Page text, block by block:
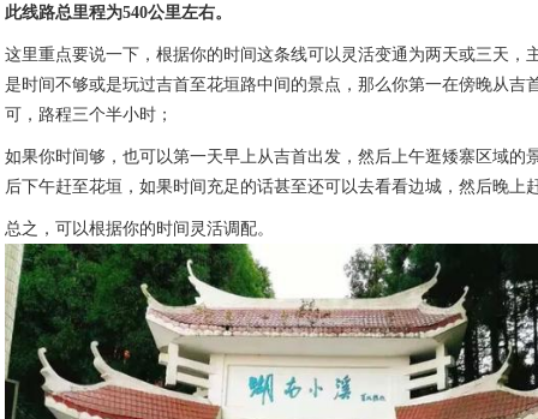
此线路总里程为540公里左右。
这里重点要说一下，根据你的时间这条线可以灵活变通为两天或三天，
是时间不够或是玩过吉首至花垣路中间的景点，那么你第一在傍晚从吉
可，路程三个半小时；
如果你时间够，也可以第一天早上从吉首出发，然后上午逛矮寨区域的
后下午赶至花垣，如果时间充足的话甚至还可以去看看边城，然后晚上
总之，可以根据你的时间灵活调配。